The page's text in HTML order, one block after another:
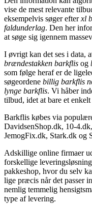
vise de mest relevante
eksempelvis søger efterxl
faldunderlag. Den her
at søge sig igennem
I øvrigt kan det ses i data,
brændestakken barkflis og
som følge heraf er de
søgeordene billig barkflis
lynge barkflis. Vi håber
tilbud, idet at bare et
Barkflis købes via
DavidsenShop.dk, 10-
JemogFix.dk, Stark.dk og
Adskillige online firmaer
forskellige
pakkeshop, hvor du selv
lige præcis når det passer
nemlig temmelig
type af levering.